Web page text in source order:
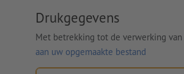
Drukgegevens
Met betrekking tot de verwerking
aan uw opgemaakte bestand